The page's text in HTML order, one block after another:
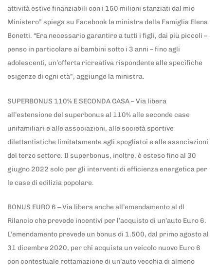
attività estive finanziabili con i 150 milioni stanziati dal mio
Ministero” spiega su Facebook la ministra della Famiglia Elena
Bonetti. “Era necessario garantire a tutti i figli, dai più piccoli –
penso in particolare ai bambini sotto i 3 anni – fino agli
adolescenti, un’offerta ricreativa rispondente alle specifiche
esigenze di ogni età”, aggiunge la ministra.
SUPERBONUS 110% E SECONDA CASA – Via libera
all’estensione del superbonus al 110% alle seconde case
unifamiliari e alle associazioni, alle società sportive
dilettantistiche limitatamente agli spogliatoi e alle associazioni
del terzo settore. Il superbonus, inoltre, è esteso fino al 30
giugno 2022 solo per gli interventi di efficienza energetica per
le case di edilizia popolare.
BONUS EURO 6 – Via libera anche all’emendamento al dl
Rilancio che prevede incentivi per l’acquisto di un’auto Euro 6.
L’emendamento prevede un bonus di 1.500, dal primo agosto al
31 dicembre 2020, per chi acquista un veicolo nuovo Euro 6
con contestuale rottamazione di un’auto vecchia di almeno